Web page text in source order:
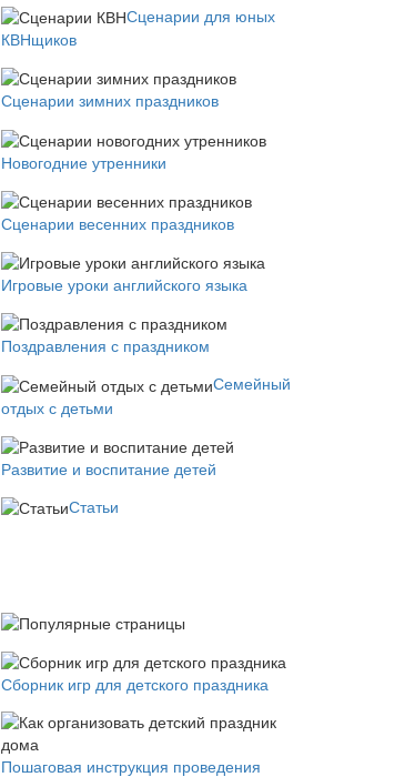
Сценарии для юных
КВНщиков
Сценарии зимних праздников
Новогодние утренники
Сценарии весенних праздников
Игровые уроки английского языка
Поздравления с праздником
Семейный
отдых с детьми
Развитие и воспитание детей
Статьи
Сборник игр для детского праздника
Пошаговая инструкция проведения